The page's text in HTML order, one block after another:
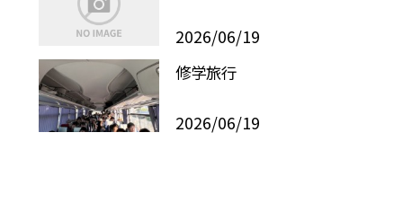
2026/06/19
修学旅行
2026/06/19